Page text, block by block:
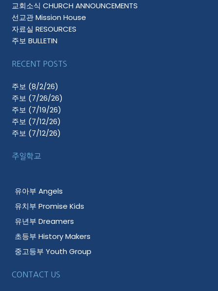
교회소식 CHURCH ANNOUNCEMENTS
선교관 Mission House
자료실 RESOURCES
주보 BULLETIN
RECENT POSTS
주보 (8/2/26)
주보 (7/26/26)
주보 (7/19/26)
주보 (7/12/26)
주보 (7/12/26)
주일학교
유아부 Angels
유치부 Promise Kids
유년부 Dreamers
초등부 History Makers
중고등부 Youth Group
CONTACT US